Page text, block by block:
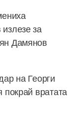
за
Дамянов
на Георги
вратата